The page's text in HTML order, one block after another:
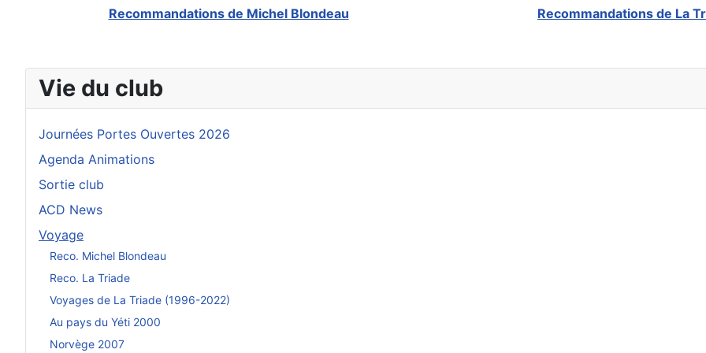
Vie du club
Journées Portes Ouvertes 2026
Agenda Animations
Sortie club
ACD News
Voyage
Reco. Michel Blondeau
Reco. La Triade
Voyages de La Triade (1996-2022)
Au pays du Yéti 2000
Norvège 2007
Recommandations de Michel Blondeau Recommandations de La